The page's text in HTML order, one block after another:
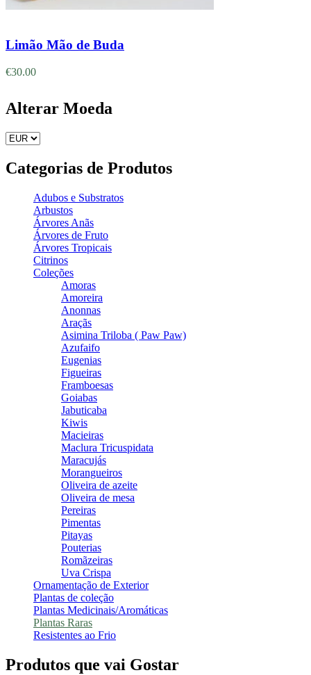
Limão Mão de Buda
€30.00
Alterar Moeda
Categorias de Produtos
Adubos e Substratos
Arbustos
Árvores Anãs
Árvores de Fruto
Árvores Tropicais
Citrinos
Coleções
Amoras
Amoreira
Anonnas
Araçãs
Asimina Triloba ( Paw Paw)
Azufaifo
Eugenias
Figueiras
Framboesas
Goiabas
Jabuticaba
Kiwis
Macieiras
Maclura Tricuspidata
Maracujás
Morangueiros
Oliveira de azeite
Oliveira de mesa
Pereiras
Pimentas
Pitayas
Pouterias
Romãzeiras
Uva Crispa
Ornamentação de Exterior
Plantas de coleção
Plantas Medicinais/Aromáticas
Plantas Raras
Resistentes ao Frio
Produtos que vai Gostar